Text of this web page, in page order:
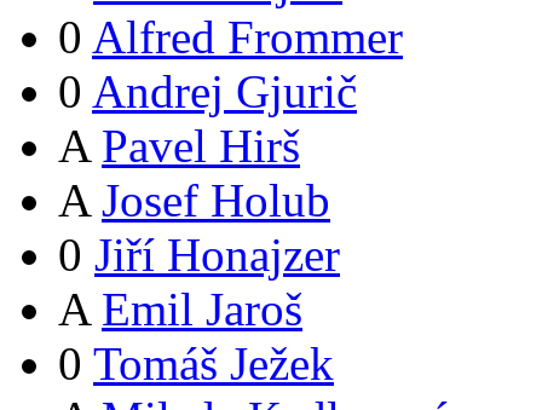
0 Alfred Frommer
0 Andrej Gjurič
A Pavel Hirš
A Josef Holub
0 Jiří Honajzer
A Emil Jaroš
0 Tomáš Ježek